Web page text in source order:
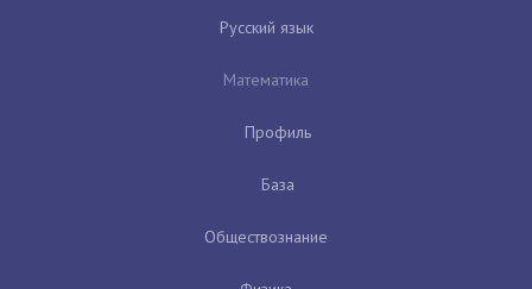
Русский язык
Математика
Профиль
База
Обществознание